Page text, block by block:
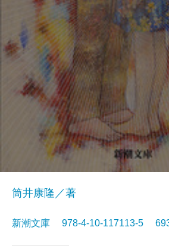
筒井康隆／著
新潮文庫 978-4-10-117113-5